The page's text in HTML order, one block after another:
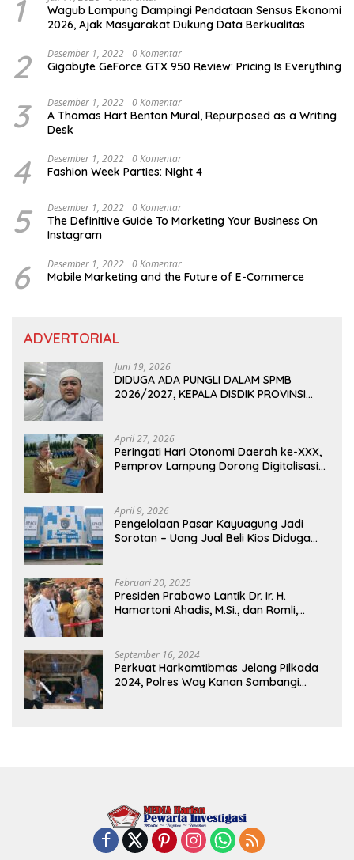
1
Wagub Lampung Dampingi Pendataan Sensus Ekonomi
2026, Ajak Masyarakat Dukung Data Berkualitas
2 Desember 1, 2022 0 Komentar
Gigabyte GeForce GTX 950 Review: Pricing Is Everything
3 Desember 1, 2022 0 Komentar
A Thomas Hart Benton Mural, Repurposed as a Writing
Desk
4 Desember 1, 2022 0 Komentar
Fashion Week Parties: Night 4
5 Desember 1, 2022 0 Komentar
The Definitive Guide To Marketing Your Business On
Instagram
6 Desember 1, 2022 0 Komentar
Mobile Marketing and the Future of E-Commerce
ADVERTORIAL
Juni 19, 2026
DIDUGA ADA PUNGLI DALAM SPMB
2026/2027, KEPALA DISDIK PROVINSI
April 27, 2026
Peringati Hari Otonomi Daerah ke-XXX,
Pemprov Lampung Dorong Digitalisasi
April 9, 2026
Pengelolaan Pasar Kayuagung Jadi
Sorotan – Uang Jual Beli Kios Diduga
Februari 20, 2025
Presiden Prabowo Lantik Dr. Ir. H.
Hamartoni Ahadis, M.Si., dan Romli,
2025-2030 Di Istana Negara
September 16, 2024
Perkuat Harkamtibmas Jelang Pilkada
2024, Polres Way Kanan Sambangi